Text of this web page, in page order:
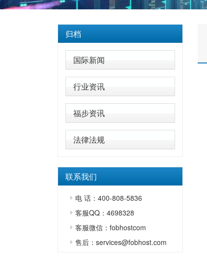
归档
国际新闻
行业资讯
福步资讯
法律法规
联系我们
电 话：400-808-5836
客服QQ：4698328
客服微信：fobhostcom
售后：services@fobhost.com